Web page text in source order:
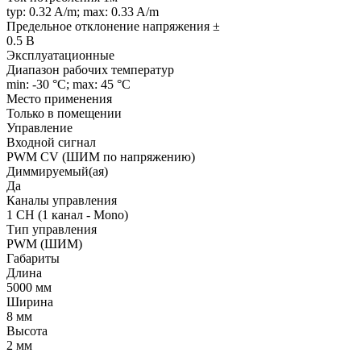
typ: 0.32 A/m; max: 0.33 A/m
Предельное отклонение напряжения ±
0.5 В
Эксплуатационные
Диапазон рабочих температур
min: -30 °C; max: 45 °C
Место применения
Только в помещении
Управление
Входной сигнал
PWM СV (ШИМ по напряжению)
Диммируемый(ая)
Да
Каналы управления
1 CH (1 канал - Mono)
Тип управления
PWM (ШИМ)
Габариты
Длина
5000 мм
Ширина
8 мм
Высота
2 мм